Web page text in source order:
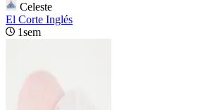
Celeste
El Corte Inglés
1sem